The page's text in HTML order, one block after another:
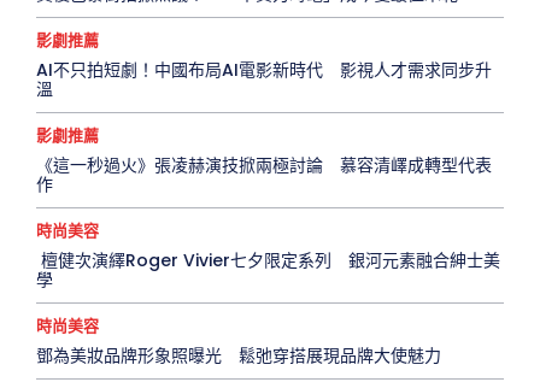
影劇推薦
AI不只拍短劇！中國布局AI電影新時代 影視人才需求同步升
溫
影劇推薦
《這一秒過火》張凌赫演技掀兩極討論 慕容清嶧成轉型代表
作
時尚美容
檀健次演繹Roger Vivier七夕限定系列 銀河元素融合紳士美
學
時尚美容
鄧為美妝品牌形象照曝光 鬆弛穿搭展現品牌大使魅力